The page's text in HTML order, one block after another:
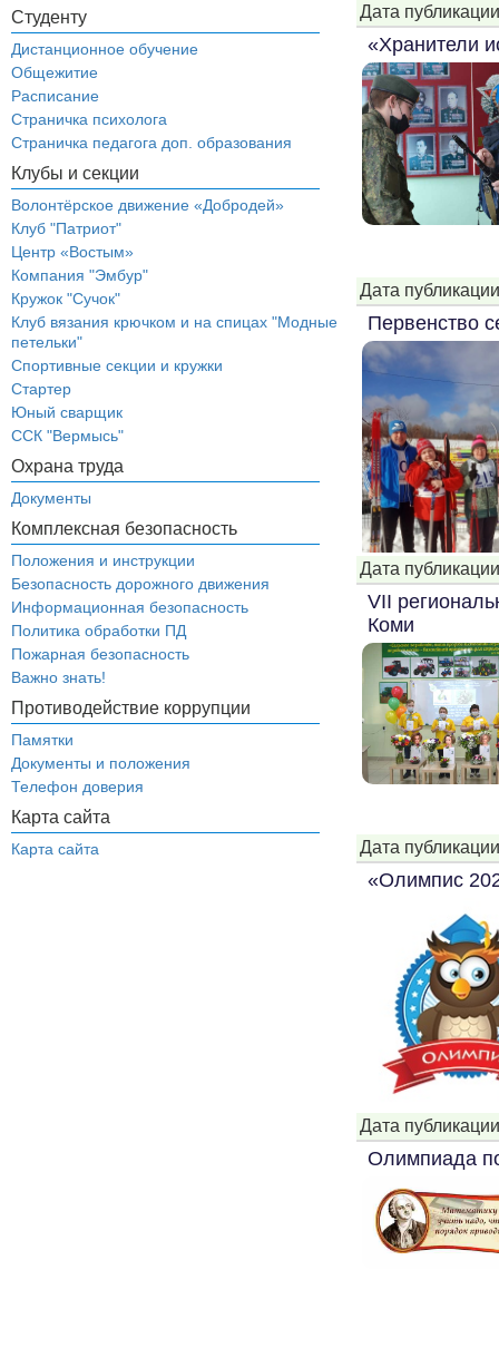
Студенту
Дистанционное обучение
Общежитие
Расписание
Страничка психолога
Страничка педагога доп. образования
Клубы и секции
Волонтёрское движение «Добродей»
Клуб "Патриот"
Центр «Востым»
Компания "Эмбур"
Кружок "Сучок"
Клуб вязания крючком и на спицах "Модные
петельки"
Спортивные секции и кружки
Стартер
Юный сварщик
ССК "Вермысь"
Охрана труда
Документы
Комплексная безопасность
Положения и инструкции
Безопасность дорожного движения
Информационная безопасность
Политика обработки ПД
Пожарная безопасность
Важно знать!
Противодействие коррупции
Памятки
Документы и положения
Телефон доверия
Карта сайта
Карта сайта
Дата
«Хранители
Дата
Первенство
Дата
VII
Коми
Дата
«Олимпис
Дата
Олимпиада